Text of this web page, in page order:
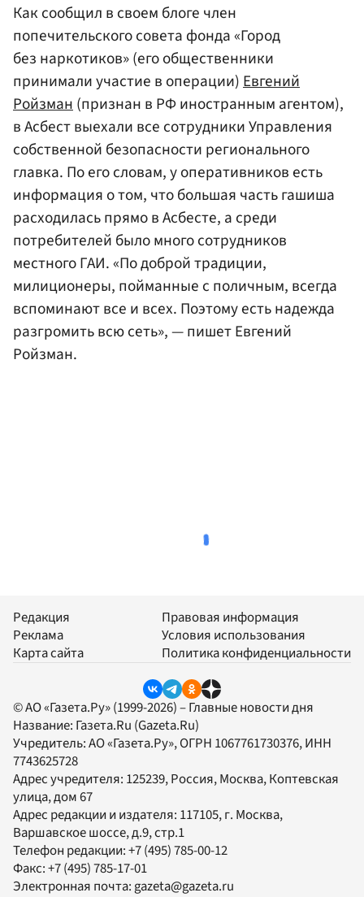
Как сообщил в своем блоге член
попечительского совета фонда «Город
без наркотиков» (его общественники
принимали участие в операции)Евгений
Ройзман(признан в РФ иностранным агентом),
в Асбест выехали все сотрудники Управления
собственной безопасности регионального
главка. По его словам, у оперативников есть
информация о том, что большая часть гашиша
расходилась прямо в Асбесте, а среди
потребителей было много сотрудников
местного ГАИ. «По доброй традиции,
милиционеры, пойманные с поличным, всегда
вспоминают все и всех. Поэтому есть надежда
разгромить всю сеть», — пишет Евгений
Ройзман.
Редакция
Реклама
Карта сайта
Правовая информация
Условия использования
Политика конфиденциальности
© АО «Газета.Ру» (1999-2026) – Главные новости дня
Название: Газета.Ru (Gazeta.Ru)
Учредитель:АО «Газета.Ру», ОГРН 1067761730376, ИНН
7743625728
Адрес учредителя: 125239, Россия, Москва, Коптевская
улица, дом 67
Адрес редакции и издателя: 117105, г. Москва,
Варшавское шоссе, д.9, стр.1
Телефон редакции:+7 (495) 785-00-12
Факс:+7 (495) 785-17-01
Электронная почта: gazeta@gazeta.ru